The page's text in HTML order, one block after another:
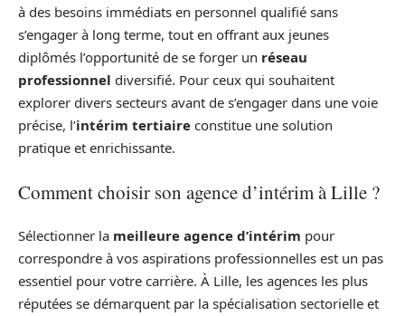
à des besoins immédiats en personnel qualifié sans
s’engager à long terme, tout en offrant aux jeunes
diplômés l’opportunité de se forger un réseau
professionnel diversifié. Pour ceux qui souhaitent
explorer divers secteurs avant de s’engager dans une voie
précise, l’intérim tertiaire constitue une solution
pratique et enrichissante.
Comment choisir son agence d’intérim à Lille ?
Sélectionner la meilleure agence d’intérim pour
correspondre à vos aspirations professionnelles est un pas
essentiel pour votre carrière. À Lille, les agences les plus
réputées se démarquent par la spécialisation sectorielle et